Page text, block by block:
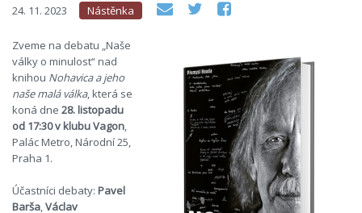
24. 11. 2023 Nástěnka
Zveme na debatu „Naše
války o minulost“ nad
knihou Nohavica a jeho
naše malá válka, která se
koná dne 28. listopadu
od 17:30 v klubu Vagon,
Palác Metro, Národní 25,
Praha 1.
Účastníci debaty: Pavel
Barša,Václav